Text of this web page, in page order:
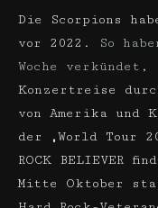
Die Scorpions
vor 2022.
So
Woche verkündet ,
Konzertreise
von Amerika und
der „World Tour
ROCK BELIEVER
Mitte Oktober